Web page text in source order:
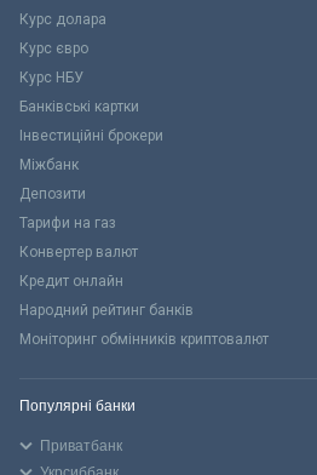
Курс долара
Курс євро
Курс НБУ
Банківські картки
Інвестиційні брокери
Міжбанк
Депозити
Тарифи на газ
Конвертер валют
Кредит онлайн
Народний рейтинг банків
Моніторинг обмінників криптовалют
Популярні банки
Приватбанк